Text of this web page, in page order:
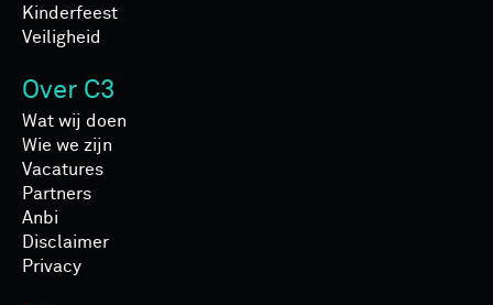
Kinderfeest
Veiligheid
Over C3
Wat wij doen
Wie we zijn
Vacatures
Partners
Anbi
Disclaimer
Privacy